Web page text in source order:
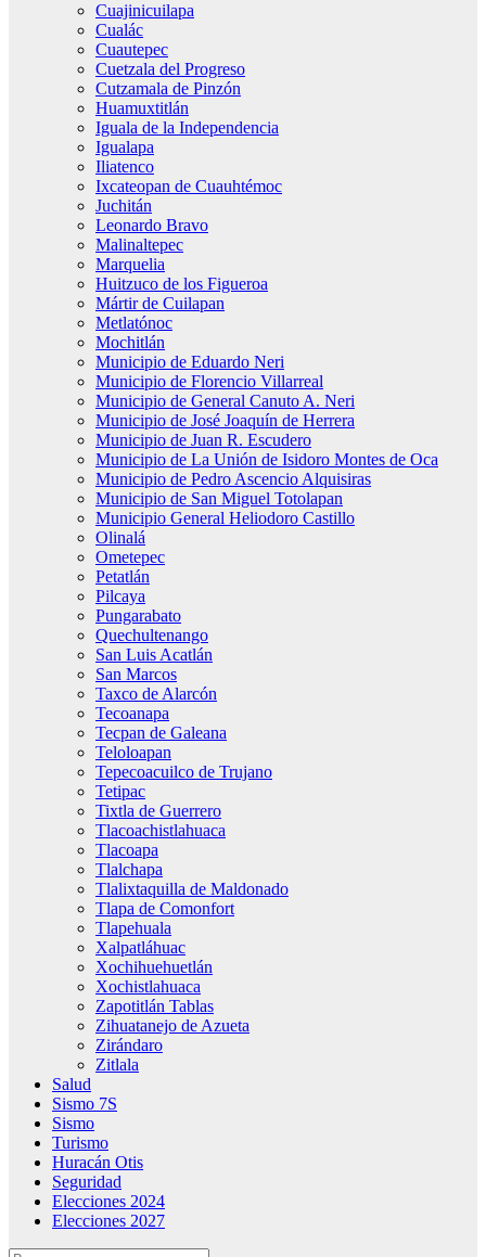
Cuajinicuilapa
Cualác
Cuautepec
Cuetzala del Progreso
Cutzamala de Pinzón
Huamuxtitlán
Iguala de la Independencia
Igualapa
Iliatenco
Ixcateopan de Cuauhtémoc
Juchitán
Leonardo Bravo
Malinaltepec
Marquelia
Huitzuco de los Figueroa
Mártir de Cuilapan
Metlatónoc
Mochitlán
Municipio de Eduardo Neri
Municipio de Florencio Villarreal
Municipio de General Canuto A. Neri
Municipio de José Joaquín de Herrera
Municipio de Juan R. Escudero
Municipio de La Unión de Isidoro Montes de Oca
Municipio de Pedro Ascencio Alquisiras
Municipio de San Miguel Totolapan
Municipio General Heliodoro Castillo
Olinalá
Ometepec
Petatlán
Pilcaya
Pungarabato
Quechultenango
San Luis Acatlán
San Marcos
Taxco de Alarcón
Tecoanapa
Tecpan de Galeana
Teloloapan
Tepecoacuilco de Trujano
Tetipac
Tixtla de Guerrero
Tlacoachistlahuaca
Tlacoapa
Tlalchapa
Tlalixtaquilla de Maldonado
Tlapa de Comonfort
Tlapehuala
Xalpatláhuac
Xochihuehuetlán
Xochistlahuaca
Zapotitlán Tablas
Zihuatanejo de Azueta
Zirándaro
Zitlala
Salud
Sismo 7S
Sismo
Turismo
Huracán Otis
Seguridad
Elecciones 2024
Elecciones 2027